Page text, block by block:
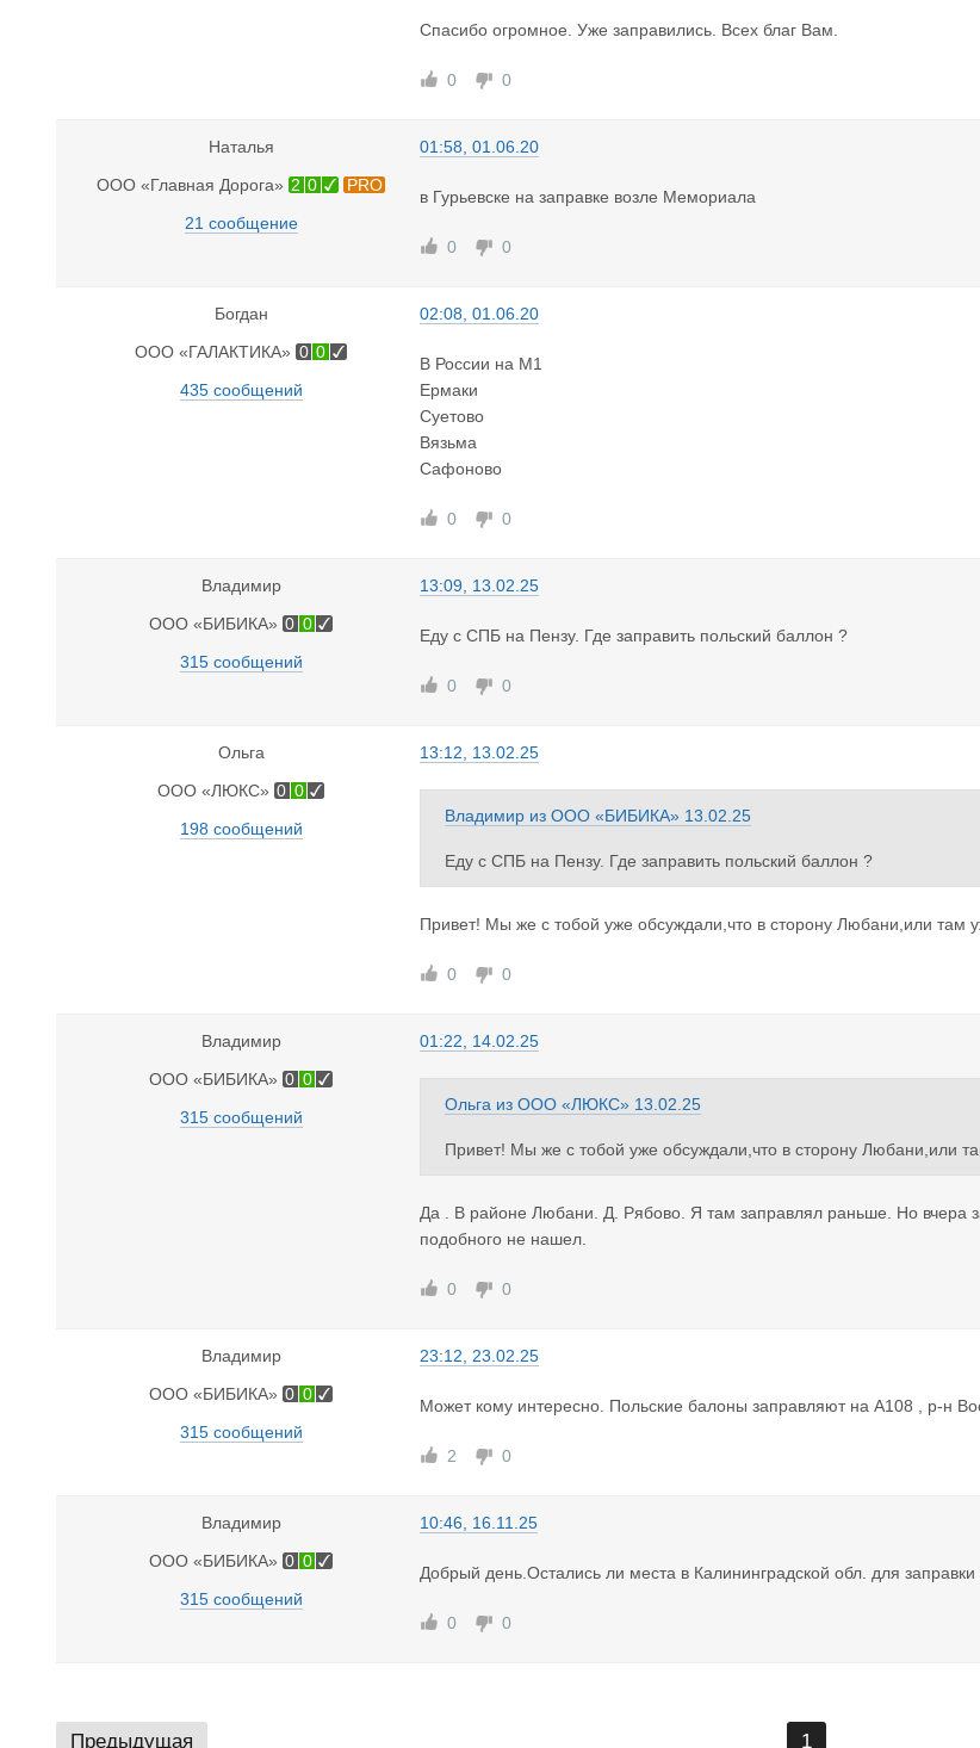
Спасибо огромное. Уже заправились. Всех благ Вам.
0 0
Наталья
ООО «Главная Дорога» 2 0
PRO
21 сообщение
01:58, 01.06.20
в Гурьевске на заправке возле Мемориала
0 0
Богдан
ООО «ГАЛАКТИКА» 0 0
435 сообщений
02:08, 01.06.20
В России на М1
Ермаки
Суетово
Вязьма
Сафоново
0 0
Владимир
ООО «БИБИКА» 0 0
315 сообщений
13:09, 13.02.25
Еду с СПБ на Пензу. Где заправить польский баллон ?
0 0
Ольга
ООО «ЛЮКС» 0 0
198 сообщений
13:12, 13.02.25
Владимир из ООО «БИБИКА» 13.02.25
Еду с СПБ на Пензу. Где заправить польский баллон ?
Привет! Мы же с тобой уже обсуждали,что в сторону Любани,или там
0 0
Владимир
ООО «БИБИКА» 0 0
315 сообщений
01:22, 14.02.25
Ольга из ООО «ЛЮКС» 13.02.25
Привет! Мы же с тобой уже обсуждали,что в сторону Любани,или
Да . В районе Любани. Д. Рябово. Я там заправлял раньше. Но вчера
подобного не нашел.
0 0
Владимир
ООО «БИБИКА» 0 0
315 сообщений
23:12, 23.02.25
Может кому интересно. Польские балоны заправляют на А108 , р-н
2 0
Владимир
ООО «БИБИКА» 0 0
315 сообщений
10:46, 16.11.25
Добрый день.Остались ли места в Калининградской обл. для
0 0
Предыдущая 1